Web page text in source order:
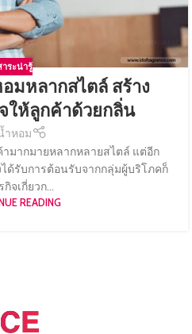
ระน่ารู้
มหลากสไตล์ สร้าง
ให้ลูกค้าด้วยกลิ่น
ำหอม
มากมายหลากหลายสไตล์ แต่อีก
ด้รับการต้อนรับจากกลุ่มผู้บริโภคก็
กิจเกี่ยวก...
READING